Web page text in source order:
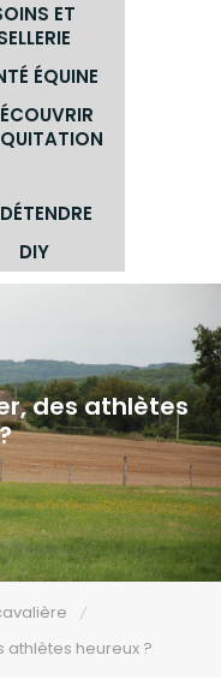
ET
ÉQUINE
DIY
des athlètes
athlètes heureux ?